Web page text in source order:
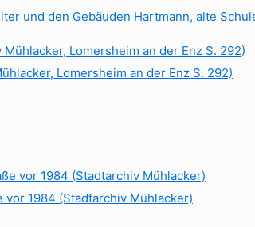
und den Gebäuden Hartmann, alte
Lomersheim an der Enz S. 292)
1984 (Stadtarchiv Mühlacker)